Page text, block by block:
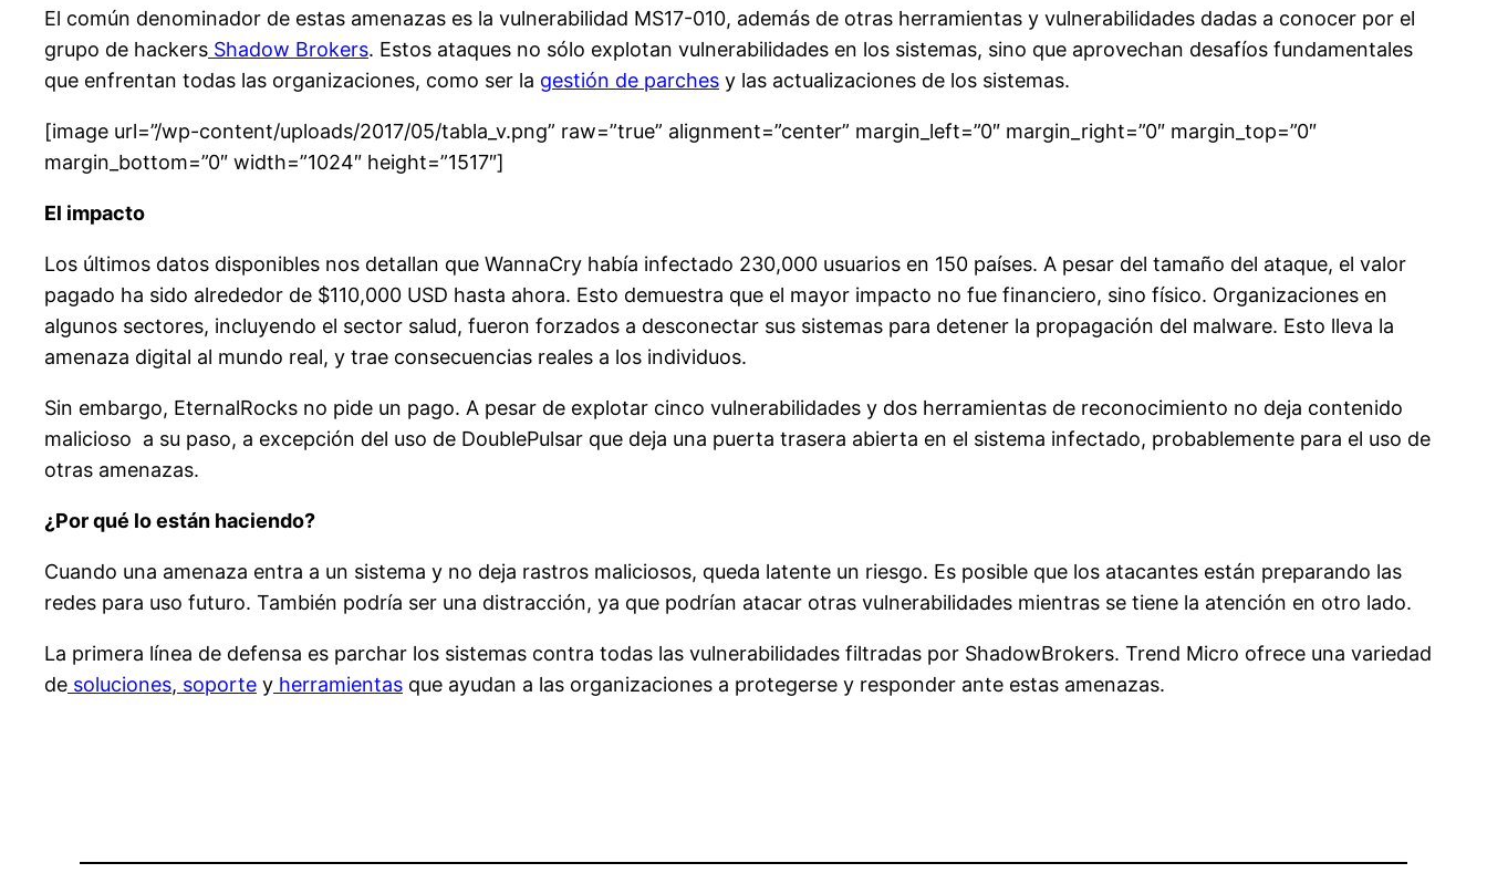
El común denominador de estas amenazas es la vulnerabilidad MS17-010, además de otras herramientas y vulnerabilidades dadas a conocer por el
grupo de hackers Shadow Brokers. Estos ataques no sólo explotan vulnerabilidades en los sistemas, sino que aprovechan desafíos fundamentales
que enfrentan todas las organizaciones, como ser la gestión de parches y las actualizaciones de los sistemas.
[image url=”/wp-content/uploads/2017/05/tabla_v.png” raw=”true” alignment=”center” margin_left=”0″ margin_right=”0″ margin_top=”0″
margin_bottom=”0″ width=”1024″ height=”1517″]
El impacto
Los últimos datos disponibles nos detallan que WannaCry había infectado 230,000 usuarios en 150 países. A pesar del tamaño del ataque, el valor
pagado ha sido alrededor de $110,000 USD hasta ahora. Esto demuestra que el mayor impacto no fue financiero, sino físico. Organizaciones en
algunos sectores, incluyendo el sector salud, fueron forzados a desconectar sus sistemas para detener la propagación del malware. Esto lleva la
amenaza digital al mundo real, y trae consecuencias reales a los individuos.
Sin embargo, EternalRocks no pide un pago. A pesar de explotar cinco vulnerabilidades y dos herramientas de reconocimiento no deja contenido
malicioso a su paso, a excepción del uso de DoublePulsar que deja una puerta trasera abierta en el sistema infectado, probablemente para el uso de
otras amenazas.
¿Por qué lo están haciendo?
Cuando una amenaza entra a un sistema y no deja rastros maliciosos, queda latente un riesgo. Es posible que los atacantes están preparando las
redes para uso futuro. También podría ser una distracción, ya que podrían atacar otras vulnerabilidades mientras se tiene la atención en otro lado.
La primera línea de defensa es parchar los sistemas contra todas las vulnerabilidades filtradas por ShadowBrokers. Trend Micro ofrece una variedad
de soluciones, soporte y herramientas que ayudan a las organizaciones a protegerse y responder ante estas amenazas.